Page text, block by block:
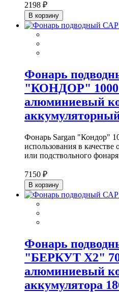
2198 ₽
В корзину
Фонарь
"КОНДОР" 1000
алюминиевый
Фонарь Sargan "Кондор"
использования в
или подствольного
7150 ₽
В корзину
Фонарь
"БЕРКУТ Х2"
алюминиевый
аккумулятора